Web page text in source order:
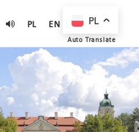
PL EN PL
Auto Translate